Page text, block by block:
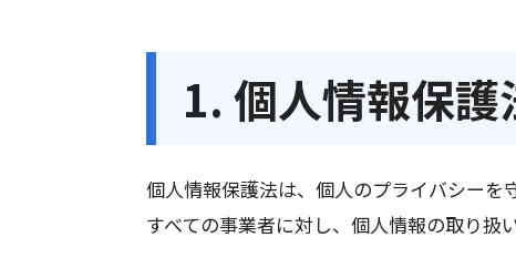
1. 個人情報保
個人情報保護法は、個人のプライバシーを
すべての事業者に対し、個人情報の取り扱